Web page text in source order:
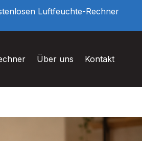
Luftfeuchte-Rechner
Über uns Kontakt